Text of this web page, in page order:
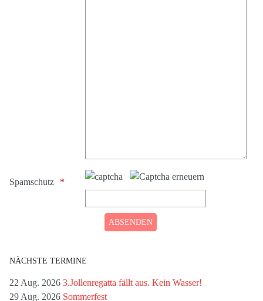
Spamschutz
NÄCHSTE TERMINE
22 Aug. 2026 3.Jollenregatta fällt aus. Kein Wasser!
29 Aug. 2026 Sommerfest